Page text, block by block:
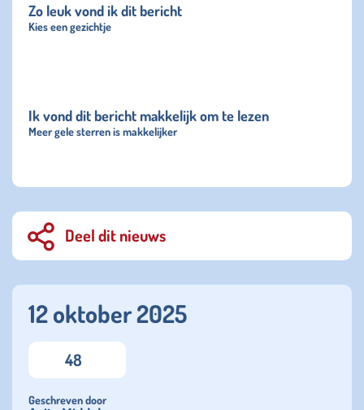
Zo leuk vond ik dit bericht
Kies een gezichtje
Ik vond dit bericht makkelijk om te lezen
Meer gele sterren is makkelijker
Deel dit nieuws
12 oktober 2025
48
Geschreven door